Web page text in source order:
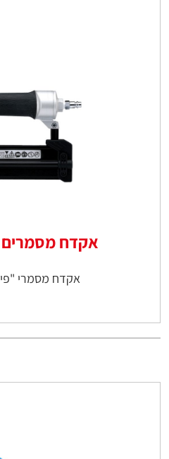
אקדח מסמרים עד
אקדח מסמרי